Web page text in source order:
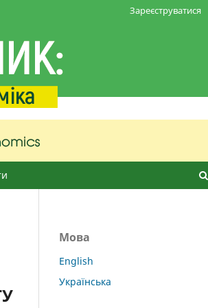
Зареєструватися
Мова
English
Українська